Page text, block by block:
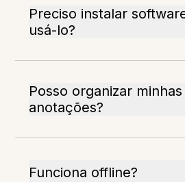
Preciso instalar
usá-lo?
Posso organizar minhas
anotações?
Funciona offline?